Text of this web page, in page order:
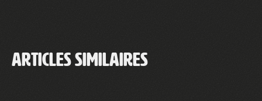
Articles similaires